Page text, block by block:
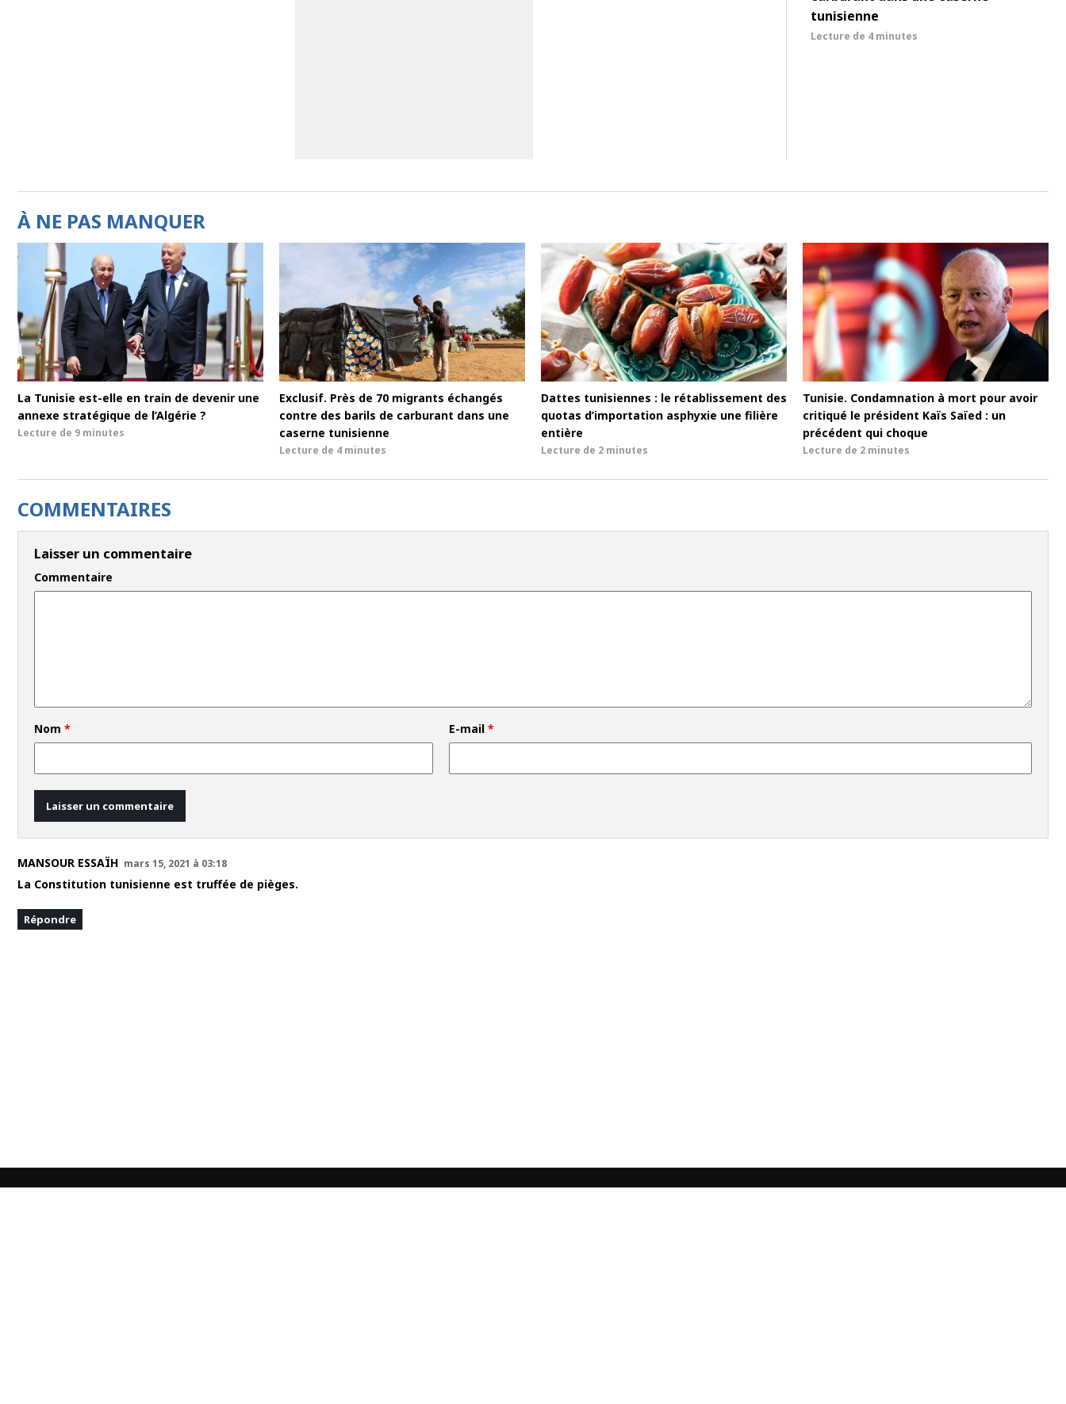
tunisienne
Lecture de 4 minutes
À NE PAS MANQUER
La Tunisie est-elle en train de devenir une
annexe stratégique de l’Algérie ?
Lecture de 9 minutes
Exclusif. Près de 70 migrants échangés
contre des barils de carburant dans une
caserne tunisienne
Lecture de 4 minutes
Dattes tunisiennes : le rétablissement des
quotas d’importation asphyxie une filière
entière
Lecture de 2 minutes
Tunisie. Condamnation à mort pour avoir
critiqué le président Kaïs Saïed : un
précédent qui choque
Lecture de 2 minutes
COMMENTAIRES
Laisser un commentaire
Commentaire
Nom * E-mail*
MANSOUR ESSAÏH mars 15, 2021 à 03:18
La Constitution tunisienne est truffée de pièges.
Répondre